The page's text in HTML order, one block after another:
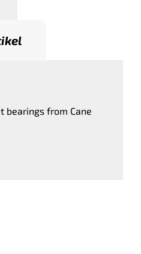
bearings from Cane